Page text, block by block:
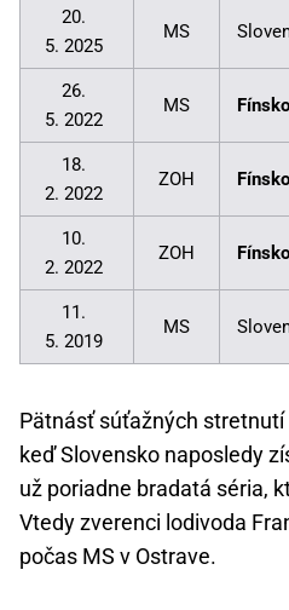
20.
5. 2025
MS
26.
5. 2022
MS Fínsko
18.
2. 2022
ZOH Fínsko
10.
2. 2022
ZOH Fínsko
11.
5. 2019
MS
Pätnásť súťažných
keď Slovensko naposledy
už poriadne bradatá séria,
Vtedy zverenci lodivoda
počas MS v Ostrave.